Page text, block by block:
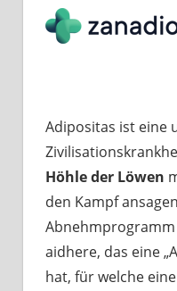
Adipositas ist eine
Höhle der Löwen
den Kampf
aidhere, das eine
hat, für welche